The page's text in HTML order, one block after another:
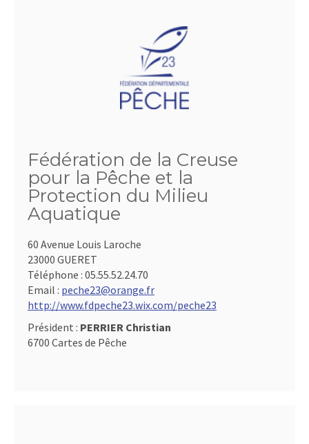
Fédération de la Creuse
pour la Pêche et la
Protection du Milieu
Aquatique
60 Avenue Louis Laroche
23000 GUERET
Téléphone : 05.55.52.24.70
Email : peche23@orange.fr
http://www.fdpeche23.wix.com/peche23
Président : PERRIER Christian
6700 Cartes de Pêche